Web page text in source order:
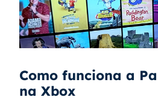
Como funciona a
na Xbox